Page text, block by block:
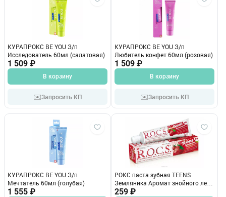
КУРАПРОКС BE YOU З/п
Исследователь 60мл (салатовая)
1 509 ₽
В корзину
✉️Запросить КП
КУРАПРОКС BE YOU З/п
Любитель конфет 60мл (розовая)
1 509 ₽
В корзину
✉️Запросить КП
КУРАПРОКС BE YOU З/п
Мечтатель 60мл (голубая)
1 555 ₽
РОКС паста зубная TEENS
Земляника Аромат знойного лета
74г
259 ₽